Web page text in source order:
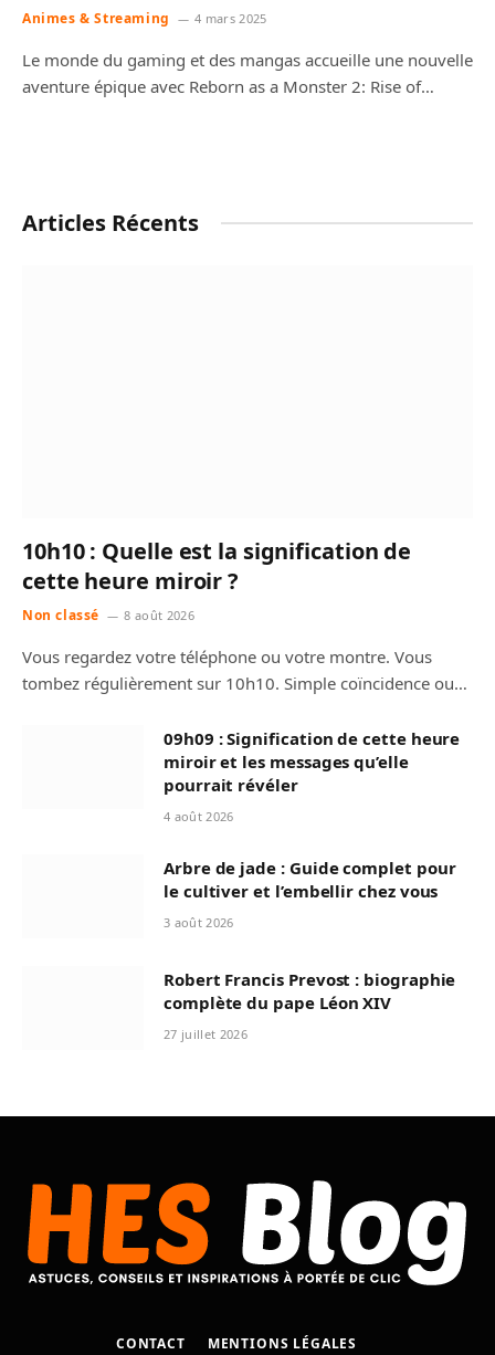
Animes & Streaming 4 mars 2025
Le monde du gaming et des mangas accueille une nouvelle
aventure épique avec Reborn as a Monster 2: Rise of…
Articles Récents
10h10 : Quelle est la signification de
cette heure miroir ?
Non classé 8 août 2026
Vous regardez votre téléphone ou votre montre. Vous
tombez régulièrement sur 10h10. Simple coïncidence ou…
09h09 : Signification de cette heure
miroir et les messages qu’elle
pourrait révéler
4 août 2026
Arbre de jade : Guide complet pour
le cultiver et l’embellir chez vous
3 août 2026
Robert Francis Prevost : biographie
complète du pape Léon XIV
27 juillet 2026
CONTACT MENTIONS LÉGALES